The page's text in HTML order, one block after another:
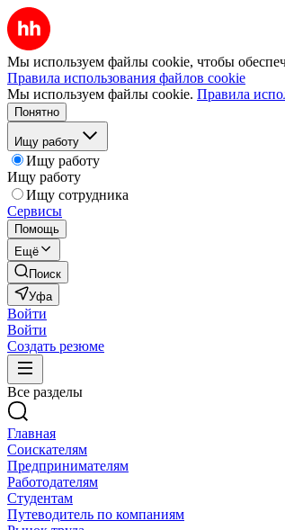
Мы используем файлы cookie, чтобы
Правила использования файлов cookie
Мы используем файлы cookie. Правила
Понятно
Ищу работу
Ищу работу
Ищу работу
Ищу сотрудника
Сервисы
Помощь
Ещё
Поиск
Уфа
Войти
Войти
Создать резюме
Все разделы
Главная
Соискателям
Предпринимателям
Работодателям
Студентам
Путеводитель по компаниям